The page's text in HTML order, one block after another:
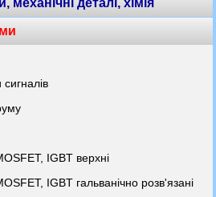
механічні деталі, хімія
IGBT верхні
IGBT гальванічно розв'язані